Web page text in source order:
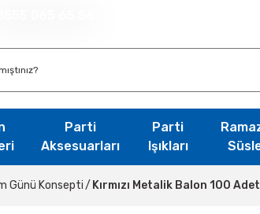
Parti
Aksesuarları
Parti
Işıkları
Günü Konsepti Kırmızı Metalik Balon 100 Adet